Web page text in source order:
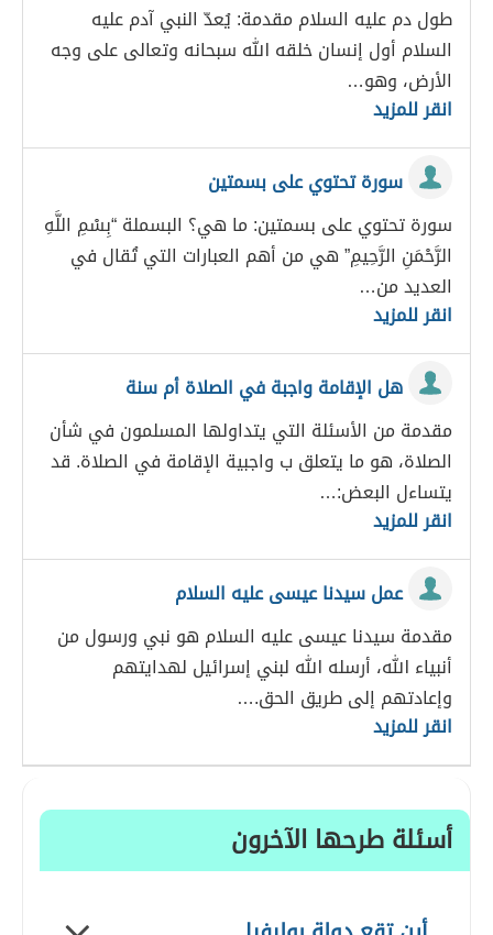
طول دم عليه السلام مقدمة: يُعدّ النبي آدم عليه
السلام أول إنسان خلقه الله سبحانه وتعالى على وجه
الأرض، وهو…
انقر للمزيد
سورة تحتوي على بسمتين
سورة تحتوي على بسمتين: ما هي؟ البسملة “بِسْمِ اللَّهِ
الرَّحْمَنِ الرَّحِيمِ” هي من أهم العبارات التي تُقال في
العديد من…
انقر للمزيد
هل الإقامة واجبة في الصلاة أم سنة
مقدمة من الأسئلة التي يتداولها المسلمون في شأن
الصلاة، هو ما يتعلق ب واجبية الإقامة في الصلاة. قد
يتساءل البعض:…
انقر للمزيد
عمل سيدنا عيسى عليه السلام
مقدمة سيدنا عيسى عليه السلام هو نبي ورسول من
أنبياء الله، أرسله الله لبني إسرائيل لهدايتهم
وإعادتهم إلى طريق الحق.…
انقر للمزيد
أسئلة طرحها الآخرون